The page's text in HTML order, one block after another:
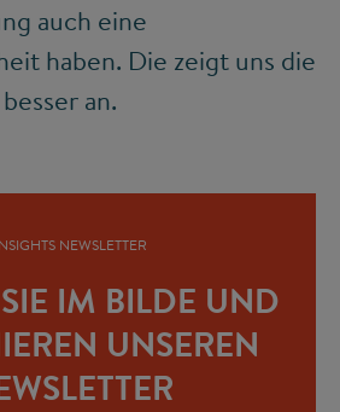
auch eine
haben. Die zeigt uns die
an.
NEWSLETTER
IM BILDE UND
UNSEREN